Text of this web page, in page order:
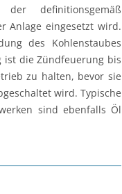
der definitionsgemäß
Anlage eingesetzt wird.
des Kohlenstaubes
ist die Zündfeuerung bis
zu halten, bevor sie
wird. Typische
sind ebenfalls Öl